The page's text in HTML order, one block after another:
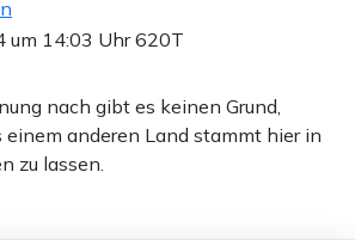
um 14:03 Uhr620T
nach gibt es keinen Grund,
einem anderen Land stammt hier in
zu lassen.